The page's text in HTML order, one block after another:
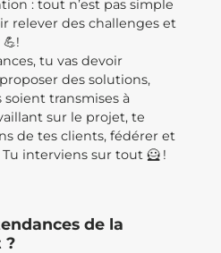
: tout n’est pas simple
relever des challenges et
tu vas devoir
des solutions,
soient transmises à
sur le projet, te
de tes clients, fédérer et
interviens sur tout 🦸 !
de la
?